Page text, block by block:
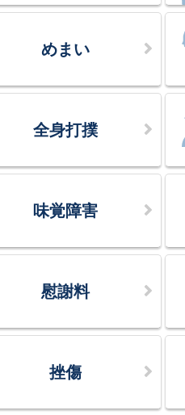
めまい
全身打撲
味覚障害
慰謝料
挫傷